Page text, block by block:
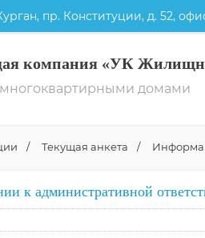
пр. Конституции, д. 52,
компания «УК
домами
/ Текущая анкета /
к административной